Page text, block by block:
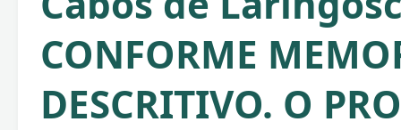
CONFORME
DESCRITIVO. O